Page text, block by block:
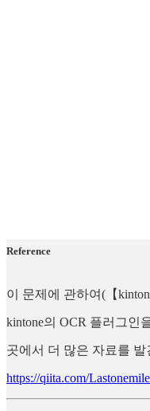
Reference
이 문제에 관하여(【
kintone의 OCR 플러그인
곳에서 더 많은 자료를
https://qiita.com/